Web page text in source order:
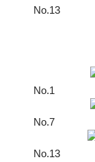
No.13
No.1
No.7
No.13